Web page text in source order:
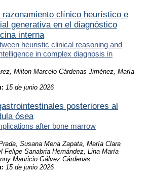
razonamiento clínico heurístico e
generativa en el diagnóstico
interna
heuristic clinical reasoning and
in complex diagnosis in
Milton Marcelo Cárdenas Jiménez, María
15 de junio 2026
posteriores al
ósea
after bone marrow
Susana Mena Zapata, María Clara
Felipe Sanabria Hernández, Lina María
Mauricio Gálvez Cárdenas
15 de junio 2026